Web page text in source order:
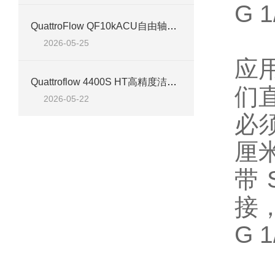
QuattroFlow QF10kACU自由轴端泵 高洁净流体输送技术应用
2026-05-25
Quattroflow 4400S HT高精度洁净流体输送泵应用技术解析
2026-05-22
G
应
们
必
厘
带
接
G